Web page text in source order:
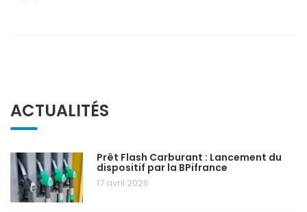
ACTUALITÉS
Prêt Flash Carburant : Lancement du
dispositif par la BPifrance
17 avril 2026